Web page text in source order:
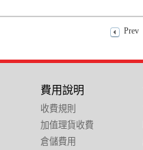
Prev
費用說明
收費規則
加值理貨收費
倉儲費用